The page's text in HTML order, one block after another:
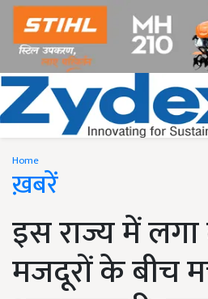
Home
ख़बरें
इस राज्य में
मजदूरों के बीच